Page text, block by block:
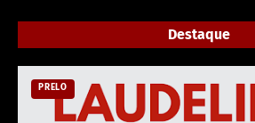
Destaque
PRELO